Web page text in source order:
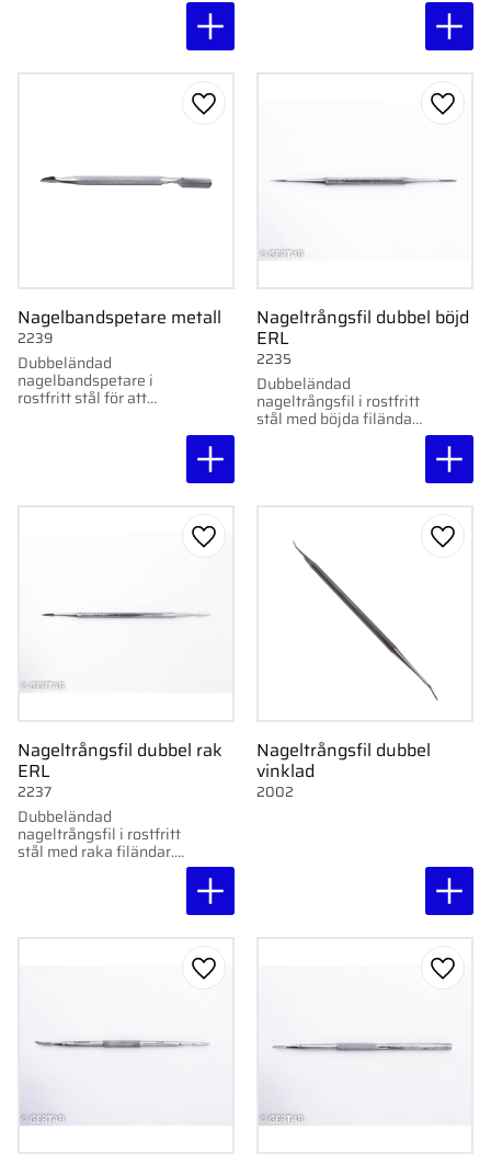
Nagelbandspetare metall
Dubbeländad
nagelbandspetare i
rostfritt stål för att
2239
Lägg till i favoriter
Nageltrångsfil dubbel böjd
ERL
Dubbeländad
nageltrångsfil i rostfritt
stål med böjda filändar.
2235
Lägg
Nageltrångsfil dubbel rak
ERL
Dubbeländad
nageltrångsfil i rostfritt
stål med raka filändar.
2237
Lägg till i favoriter
Nageltrångsfil dubbel
vinklad
2002
Lägg
Lägg till i favoriter Lägg